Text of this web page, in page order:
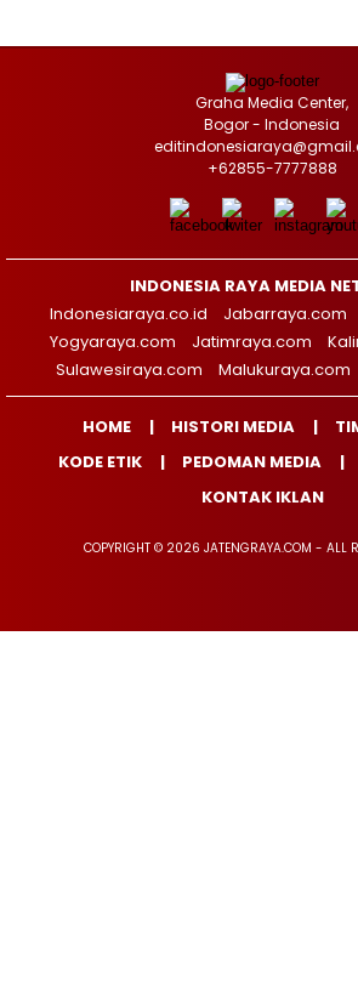
Graha Media Center,
Bogor - Indonesia
+62855-7777888
INDONESIA RAYA MEDIA
Indonesiaraya.co.id
Jabarraya.com
Yogyaraya.com
Jatimraya.com
Sulawesiraya.com
Malukuraya.com
HOME HISTORI MEDIA
KODE ETIK
PEDOMAN MEDIA
KONTAK IKLAN
COPYRIGHT © 2026 JATENGRAYA.COM - ALL